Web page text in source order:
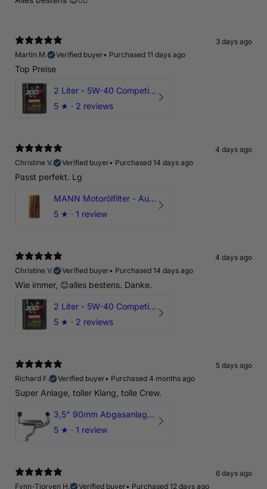
3 days ago
Martin M.
Verified buyer• Purchased 11 days ago
Top Preise
2 Liter - 5W-40 Competition 300V Motul Motoröl
5 ★ · 2 reviews
4 days ago
Christine V.
Verified buyer• Purchased 14 days ago
Passt perfekt. Lg
MANN Motorölfilter - Audi RS3 TTRS RSQ3 VZ5 - DAZ DNW
5 ★ · 1 review
4 days ago
Christine V.
Verified buyer• Purchased 14 days ago
Wie immer, 😊alles bestens. Danke.
2 Liter - 5W-40 Competition 300V Motul Motoröl
5 ★ · 2 reviews
5 days ago
Richard F.
Verified buyer• Purchased 4 months ago
Super Anlage, toller Klang, tolle Crew.
3,5" 90mm Abgasanlage AUDI RSQ3 DNWA 2.5 TFSI
5 ★ · 1 review
6 days ago
Fynn-Tjorven H.
Verified buyer• Purchased 12 days ago